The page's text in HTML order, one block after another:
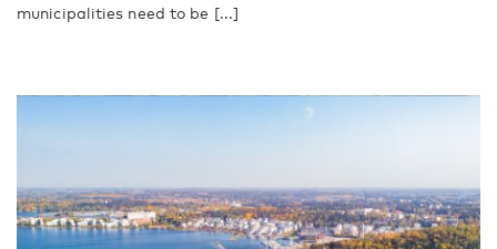
municipalities need to be [...]